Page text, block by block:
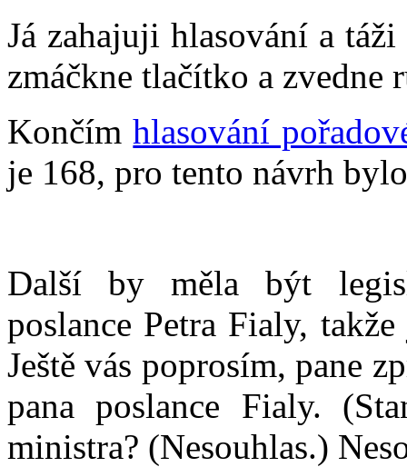
Já zahajuji hlasování a
zmáčkne tlačítko a zvedne
Končímhlasování
je 168, pro tento návrh
Další by měla být
poslance Petra Fialy,
Ještě vás poprosím, pane
pana poslance Fialy.
ministra? (Nesouhlas.)